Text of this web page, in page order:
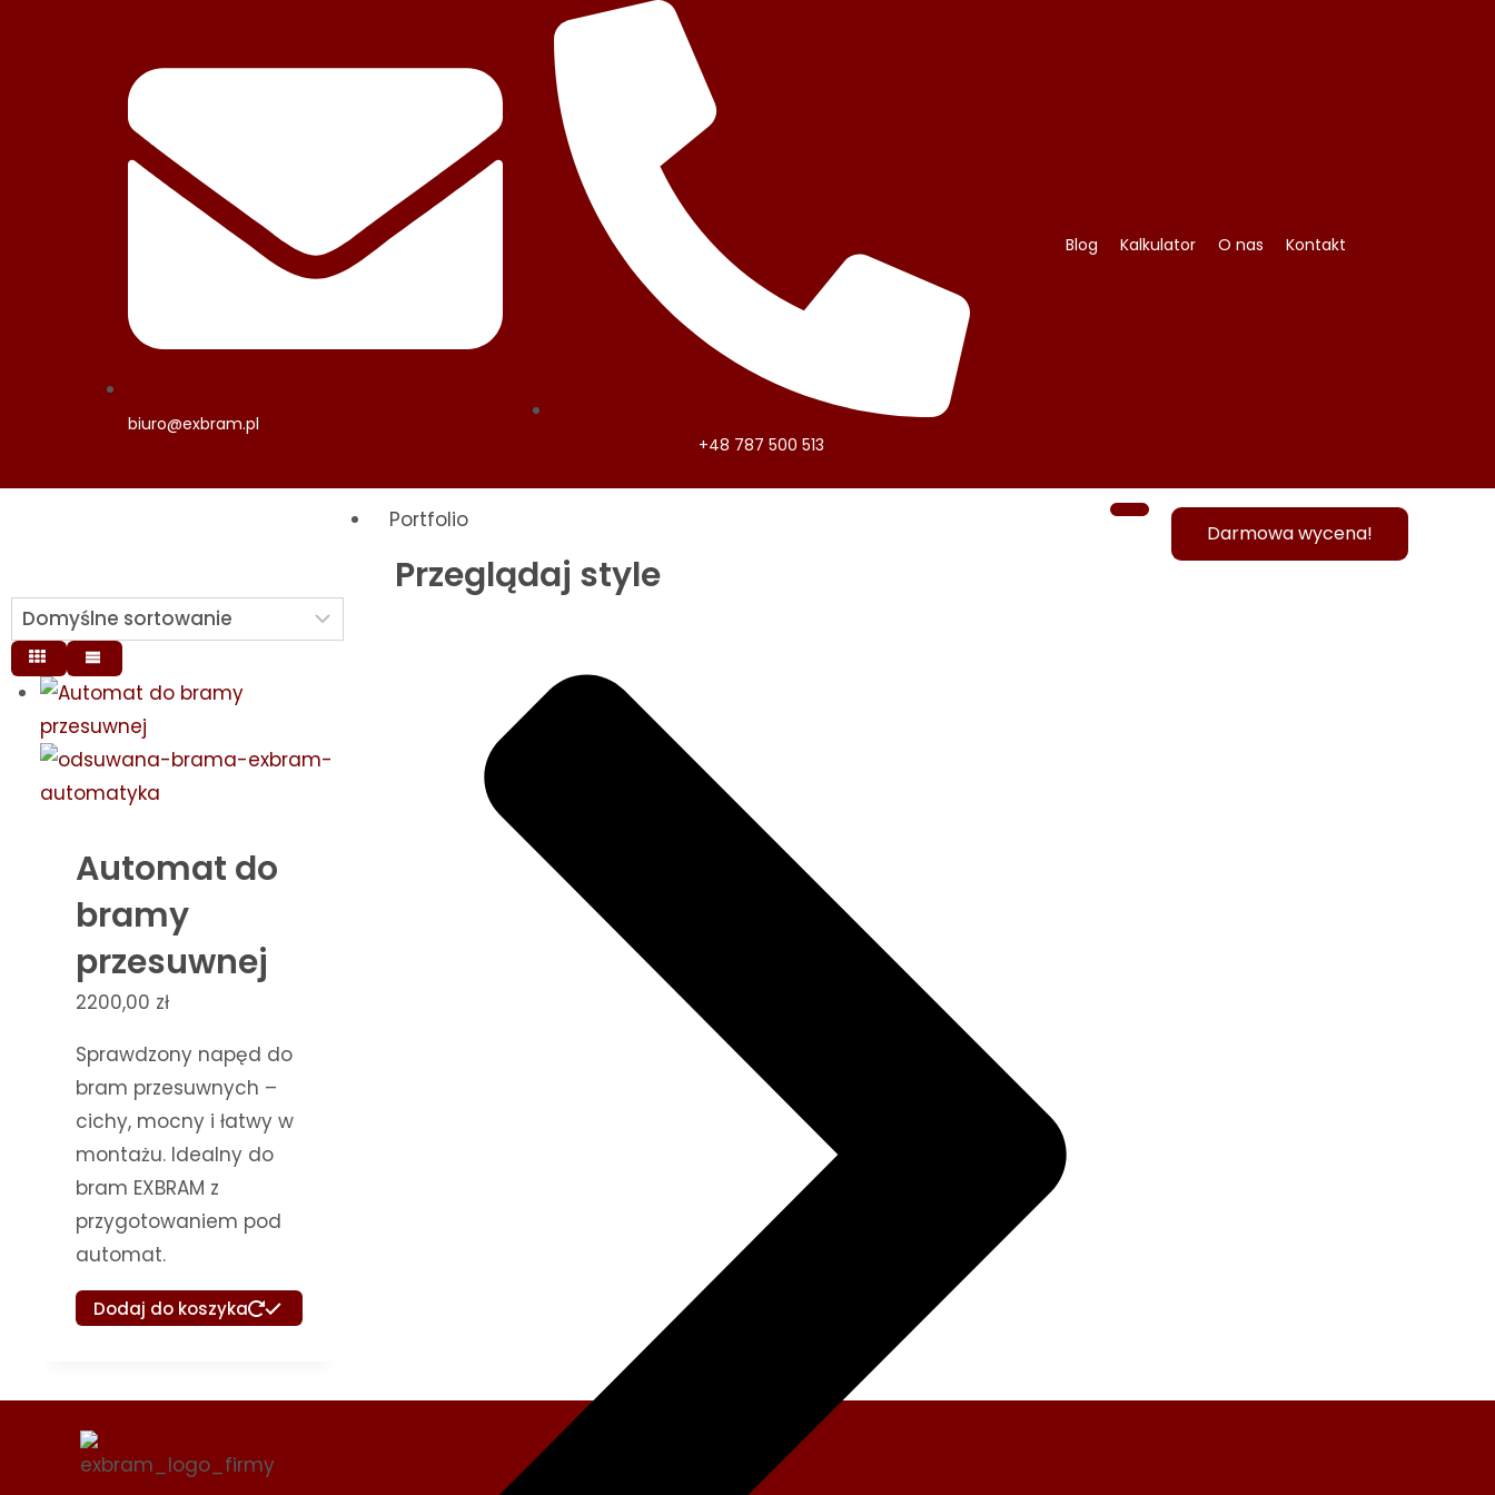
biuro@exbram.pl
+48 787 500 513
Blog Kalkulator O nas Kontakt
Portfolio
Przeglądaj style
Darmowa wycena!
Automat do
bramy
przesuwnej
2200,00 zł
Sprawdzony napęd do
bram przesuwnych –
cichy, mocny i łatwy w
montażu. Idealny do
bram EXBRAM z
przygotowaniem pod
automat.
Dodaj do koszyka